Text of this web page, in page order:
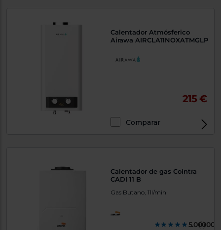
Calentador Atmósferico
Airawa AIRCLA11NOXATMGLP
215 €
Comparar
Calentador de gas Cointra
CADI 11 B
Gas Butano, 11l/min
(1)